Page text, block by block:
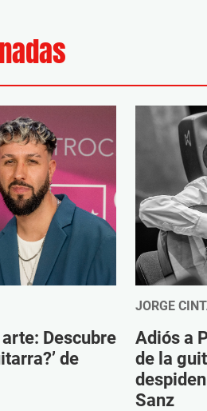
Descubre
de
JORGE
Adiós a
de la
Sanz